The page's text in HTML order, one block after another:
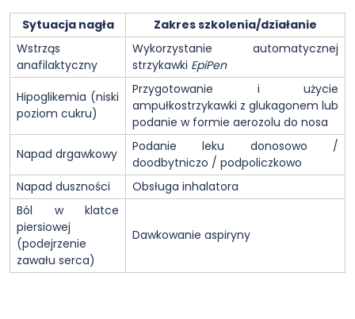
Sytuacja nagła
Zakres szkolenia/działanie
Wstrząs
anafilaktyczny
Wykorzystanie automatycznej
strzykawki EpiPen
Hipoglikemia (niski
poziom cukru)
Przygotowanie i użycie
ampułkostrzykawki z glukagonem lub
podanie w formie aerozolu do nosa
Napad drgawkowy
Podanie leku donosowo /
doodbytniczo / podpoliczkowo
Napad duszności
Obsługa inhalatora
Ból w klatce
piersiowej
(podejrzenie
zawału serca)
Dawkowanie aspiryny